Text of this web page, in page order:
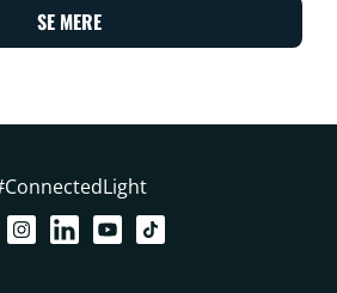
SE MERE